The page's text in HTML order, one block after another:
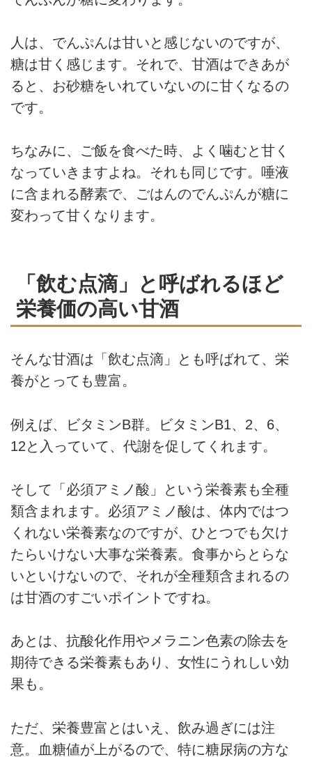
人は、でんぷんは甘いと感じないのですが、
糖は甘く感じます。それで、甘酒はできあが
ると、お砂糖をいれていないのに甘くなるの
です。
ちなみに、ご飯を食べた時、よく噛むと甘く
なっていきますよね。それも同じです。唾液
に含まれる酵素で、ごはんのでんぷんが糖に
変わって甘くなります。
「飲む点滴」と呼ばれるほど
栄養価の高い甘酒
そんな甘酒は「飲む点滴」とも呼ばれて、栄
養がとっても豊富。
例えば、ビタミンB群。ビタミンB1、2、6、
12と入っていて、代謝を促してくれます。
そして「必須アミノ酸」という栄養素も全種
類含まれます。必須アミノ酸は、体内ではつ
くれない栄養素なのですが、ひとつでも欠け
たらいけない大事な栄養素。食事からとらな
いといけないので、それが全種類含まれるの
は甘酒のすごいポイントですね。
あとは、抗酸化作用やメラニン色素の除去を
期待できる栄養素もあり、女性にうれしい効
果も。
ただ、栄養豊富とはいえ、飲み過ぎには注
意。血糖値が上がるので、特に糖尿病の方な